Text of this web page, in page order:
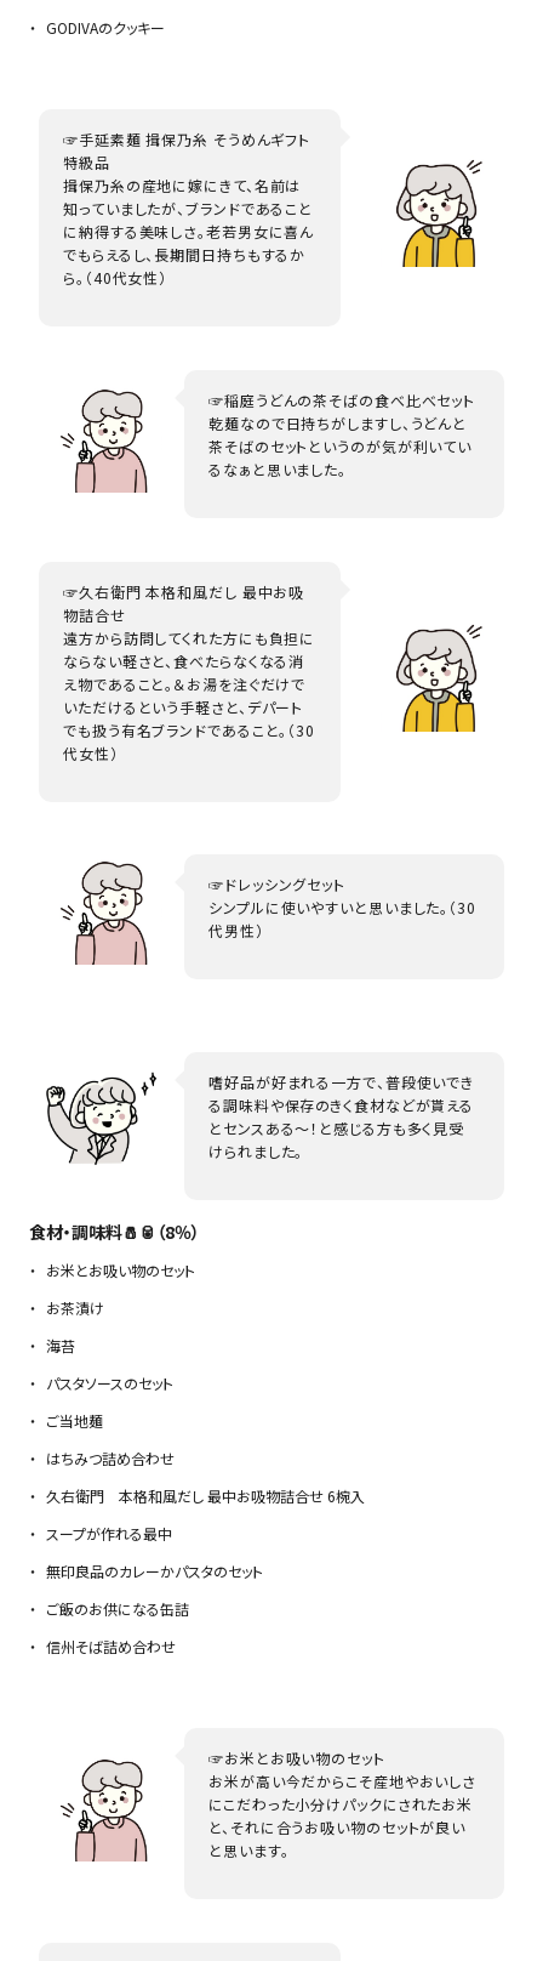
GODIVAのクッキー
☞手延素麺 揖保乃糸 そうめんギフト
特級品
揖保乃糸の産地に嫁にきて、名前は
知っていましたが、ブランドであること
に納得する美味しさ。老若男女に喜ん
でもらえるし、長期間日持ちもするか
ら。（40代女性）
☞稲庭うどんの茶そばの食べ比べセット
乾麺なので日持ちがしますし、うどんと
茶そばのセットというのが気が利いてい
るなぁと思いました。
☞久右衛門 本格和風だし 最中お吸
物詰合せ
遠方から訪問してくれた方にも負担に
ならない軽さと、食べたらなくなる消
え物であること。＆お湯を注ぐだけで
いただけるという手軽さと、デパート
でも扱う有名ブランドであること。（30
代女性）
☞ドレッシングセット
シンプルに使いやすいと思いました。（30
代男性）
嗜好品が好まれる一方で、普段使いでき
る調味料や保存のきく食材などが貰える
とセンスある～！と感じる方も多く見受
けられました。
食材・調味料🧂🥫（8％）
お米とお吸い物のセット
お茶漬け
海苔
パスタソースのセット
ご当地麺
はちみつ詰め合わせ
久右衛門 本格和風だし 最中お吸物詰合せ 6椀入
スープが作れる最中
無印良品のカレーかパスタのセット
ご飯のお供になる缶詰
信州そば詰め合わせ
☞お米とお吸い物のセット
お米が高い今だからこそ産地やおいしさ
にこだわった小分けパックにされたお米
と、それに合うお吸い物のセットが良い
と思います。